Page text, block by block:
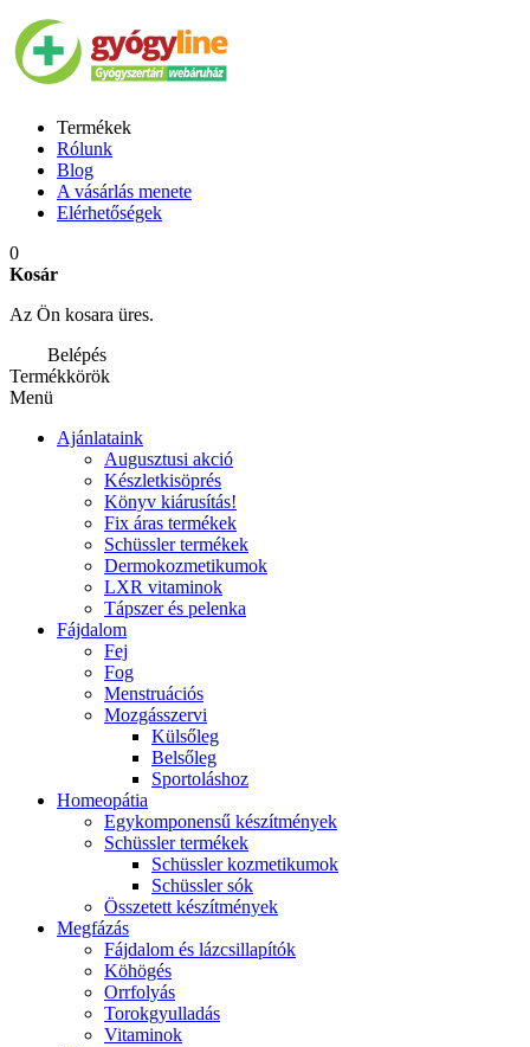
Termékek
Rólunk
Blog
A vásárlás menete
Elérhetőségek
0
Kosár
Az Ön kosara üres.
Belépés
Termékkörök
Menü
Ajánlataink
Augusztusi akció
Készletkisöprés
Könyv kiárusítás!
Fix áras termékek
Schüssler termékek
Dermokozmetikumok
LXR vitaminok
Tápszer és pelenka
Fájdalom
Fej
Fog
Menstruációs
Mozgásszervi
Külsőleg
Belsőleg
Sportoláshoz
Homeopátia
Egykomponensű készítmények
Schüssler termékek
Schüssler kozmetikumok
Schüssler sók
Összetett készítmények
Megfázás
Fájdalom és lázcsillapítók
Köhögés
Orrfolyás
Torokgyulladás
Vitaminok